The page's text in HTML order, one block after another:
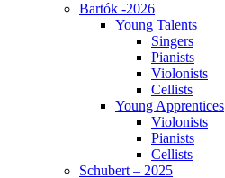
Bartók -2026
Young Talents
Singers
Pianists
Violonists
Cellists
Young Apprentices
Violonists
Pianists
Cellists
Schubert – 2025